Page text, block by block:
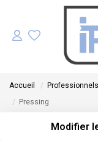
Accueil Professionnels
Pressing
Modifier